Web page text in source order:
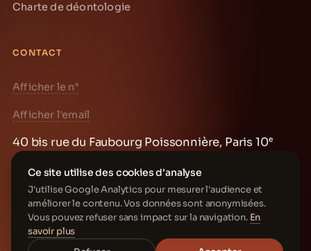
Charte de déontologie
CONTACT
Afficher le n°
Afficher l'email
40 bis rue du Faubourg Poissonnière, Paris 10ᵉ
Prendre rendez-vous →
© 2026 Vincent Foulogne
Ce site utilise des cookies d'analyse
J'utilise Google Analytics pour mesurer l'audience et
améliorer le contenu. Vos données sont anonymisées.
Vous pouvez refuser sans impact sur la navigation. En
savoir plus